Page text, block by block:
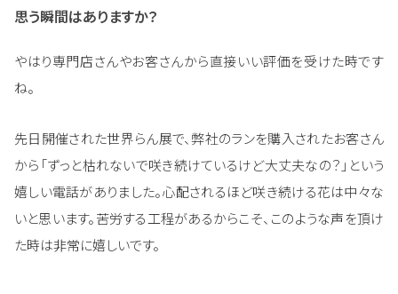
思う瞬間はありますか？
やはり専門店さんやお客さんから直接いい評価を受けた時です
ね。
先日開催された世界らん展で、弊社のランを購入されたお客さん
から「ずっと枯れないで咲き続けているけど大丈夫なの？」という
嬉しい電話がありました。心配されるほど咲き続ける花は中々な
いと思います。苦労する工程があるからこそ、このような声を頂け
た時は非常に嬉しいです。